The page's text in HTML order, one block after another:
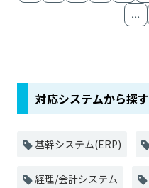
...
対応システムから探す
基幹システム(ERP)
経理/会計システム